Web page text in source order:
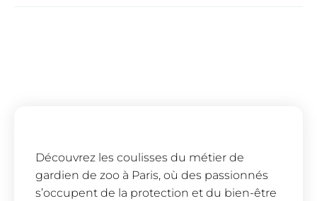
Découvrez les coulisses du métier de
gardien de zoo à Paris, où des passionnés
s’occupent de la protection et du bien-être